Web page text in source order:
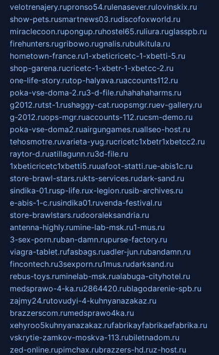
velotrenajery.rupronso54.rulenasever.rulovinskix.ru
show-pets.rusmartnews03.rudiscofoxworld.ru
miraclecoon.rupongup.ruhostel65.ruliura.ruglasspb.ru
firehunters.rugribowo.rugnalis.rubulkitula.ru
hometown-france.ru1-xbeticricetc-1-xbetti-5.ru
shop-garena.rucricetc-1-xbetr-1-xbetcc-2.ru
one-life-story.rutop-halyava.ruaccounts112.ru
poka-vse-doma-2.ru3-d-file.ruhahahaharms.ru
g2012.rutst-1.rushaggy-cat.ruopsmgr.ruev-gallery.ru
g-2012.ruops-mgr.ruaccounts-112.rucsm-demo.ru
poka-vse-doma2.ruairgungames.ruallseo-host.ru
tehosmotre.ruvarieta-yug.rucricetc1xbetr1xbetcc2.ru
raytor-d.ruatillagunn.ru3d-file.ru
1xbeticricetc1xbetti5.ruuafoot-statti.rue-abis1c.ru
store-brawl-stars.rukts-services.rudark-sand.ru
sindika-01.rusp-life.rux-legion.rusib-archives.ru
e-abis-1-c.rusindika01.ruvenda-festival.ru
store-brawlstars.rudooraleksandria.ru
antenna-highly.rumine-lab-msk.ru1-mus.ru
3-sex-porn.ruban-damn.rupurse-factory.ru
viagra-tablet.rufasbags.ruadler-jun.rubandamn.ru
fincontech.ru3sexporn.ru1mus.rudarksand.ru
rebus-toys.ruminelab-msk.rualabuga-cityhotel.ru
medsprawo-4-ka.ru2864420.rublagodarenie-spb.ru
zajmy24.rutovudyi-4-kuhnyanazakaz.ru
brazzerscom.rumedsprawo4ka.ru
xehyroo5kuhnyanazakaz.rufabrikayfabrikaefabrika.ru
vskrytie-zamkov-moskva-113.rubiletnadom.ru
zed-online.rupimchax.rubrazzers-hd.ruz-host.ru